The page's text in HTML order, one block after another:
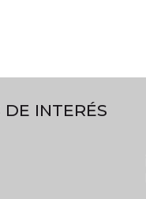
DE INTERÉS